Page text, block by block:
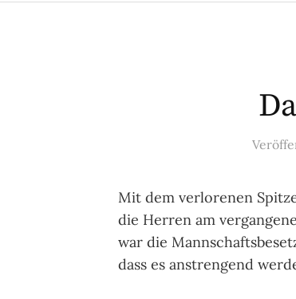
Mit dem verlorenen
die Herren am
war die
dass es anstrengend